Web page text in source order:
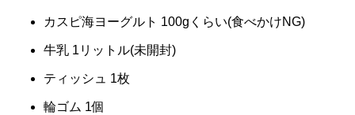
カスピ海ヨーグルト 100gくらい(食べかけNG)
牛乳 1リットル(未開封)
ティッシュ 1枚
輪ゴム 1個